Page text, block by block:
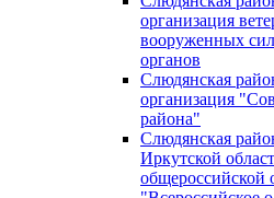
организация
вооруженных
органов
Слюдянская
организация
района"
Слюдянская
Иркутской
общероссийской